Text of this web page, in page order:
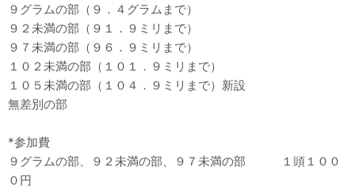
９グラムの部（９．４グラムまで）
９２未満の部（９１．９ミリまで）
９７未満の部（９６．９ミリまで）
１０２未満の部（１０１．９ミリまで）
１０５未満の部（１０４．９ミリまで）新設
無差別の部
*参加費
９グラムの部、９２未満の部、９７未満の部 １頭１００
０円